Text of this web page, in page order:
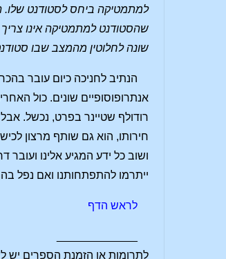
למתמטיקה ביחס לסטודנט
שהסטודנט למתמטיקה אינו
שונה לחלוטין מהמצב שבו
הנתיב לחניכה כיום עובר
אנתרופוסופיים שונים. כול
רודולף שטיינר בפרט, נכשל.
חירותו, הוא גם שותף מרצון
ושוב כל ידע המגיע אלינו
ייתרמו להתפתחותנו ואם נפל
לראש הדף
לתרומות או הזמנת הספרים יש